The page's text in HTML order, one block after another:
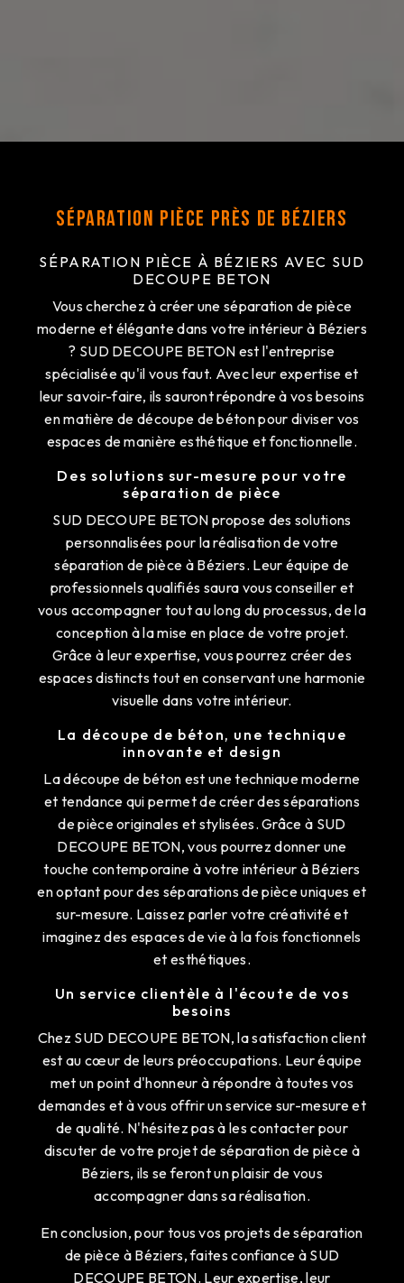
Séparation pièce près de Béziers
SÉPARATION PIÈCE À BÉZIERS AVEC SUD
DECOUPE BETON
Vous cherchez à créer une séparation de pièce
moderne et élégante dans votre intérieur à Béziers
? SUD DECOUPE BETON est l'entreprise
spécialisée qu'il vous faut. Avec leur expertise et
leur savoir-faire, ils sauront répondre à vos besoins
en matière de découpe de béton pour diviser vos
espaces de manière esthétique et fonctionnelle.
Des solutions sur-mesure pour votre
séparation de pièce
SUD DECOUPE BETON propose des solutions
personnalisées pour la réalisation de votre
séparation de pièce à Béziers. Leur équipe de
professionnels qualifiés saura vous conseiller et
vous accompagner tout au long du processus, de la
conception à la mise en place de votre projet.
Grâce à leur expertise, vous pourrez créer des
espaces distincts tout en conservant une harmonie
visuelle dans votre intérieur.
La découpe de béton, une technique
innovante et design
La découpe de béton est une technique moderne
et tendance qui permet de créer des séparations
de pièce originales et stylisées. Grâce à SUD
DECOUPE BETON, vous pourrez donner une
touche contemporaine à votre intérieur à Béziers
en optant pour des séparations de pièce uniques et
sur-mesure. Laissez parler votre créativité et
imaginez des espaces de vie à la fois fonctionnels
et esthétiques.
Un service clientèle à l'écoute de vos
besoins
Chez SUD DECOUPE BETON, la satisfaction client
est au cœur de leurs préoccupations. Leur équipe
met un point d'honneur à répondre à toutes vos
demandes et à vous offrir un service sur-mesure et
de qualité. N'hésitez pas à les contacter pour
discuter de votre projet de séparation de pièce à
Béziers, ils se feront un plaisir de vous
accompagner dans sa réalisation.
En conclusion, pour tous vos projets de séparation
de pièce à Béziers, faites confiance à SUD
DECOUPE BETON. Leur expertise, leur